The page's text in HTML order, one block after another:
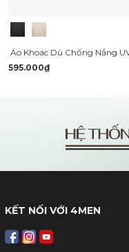
595.000₫
KẾT NỐI VỚI 4MEN